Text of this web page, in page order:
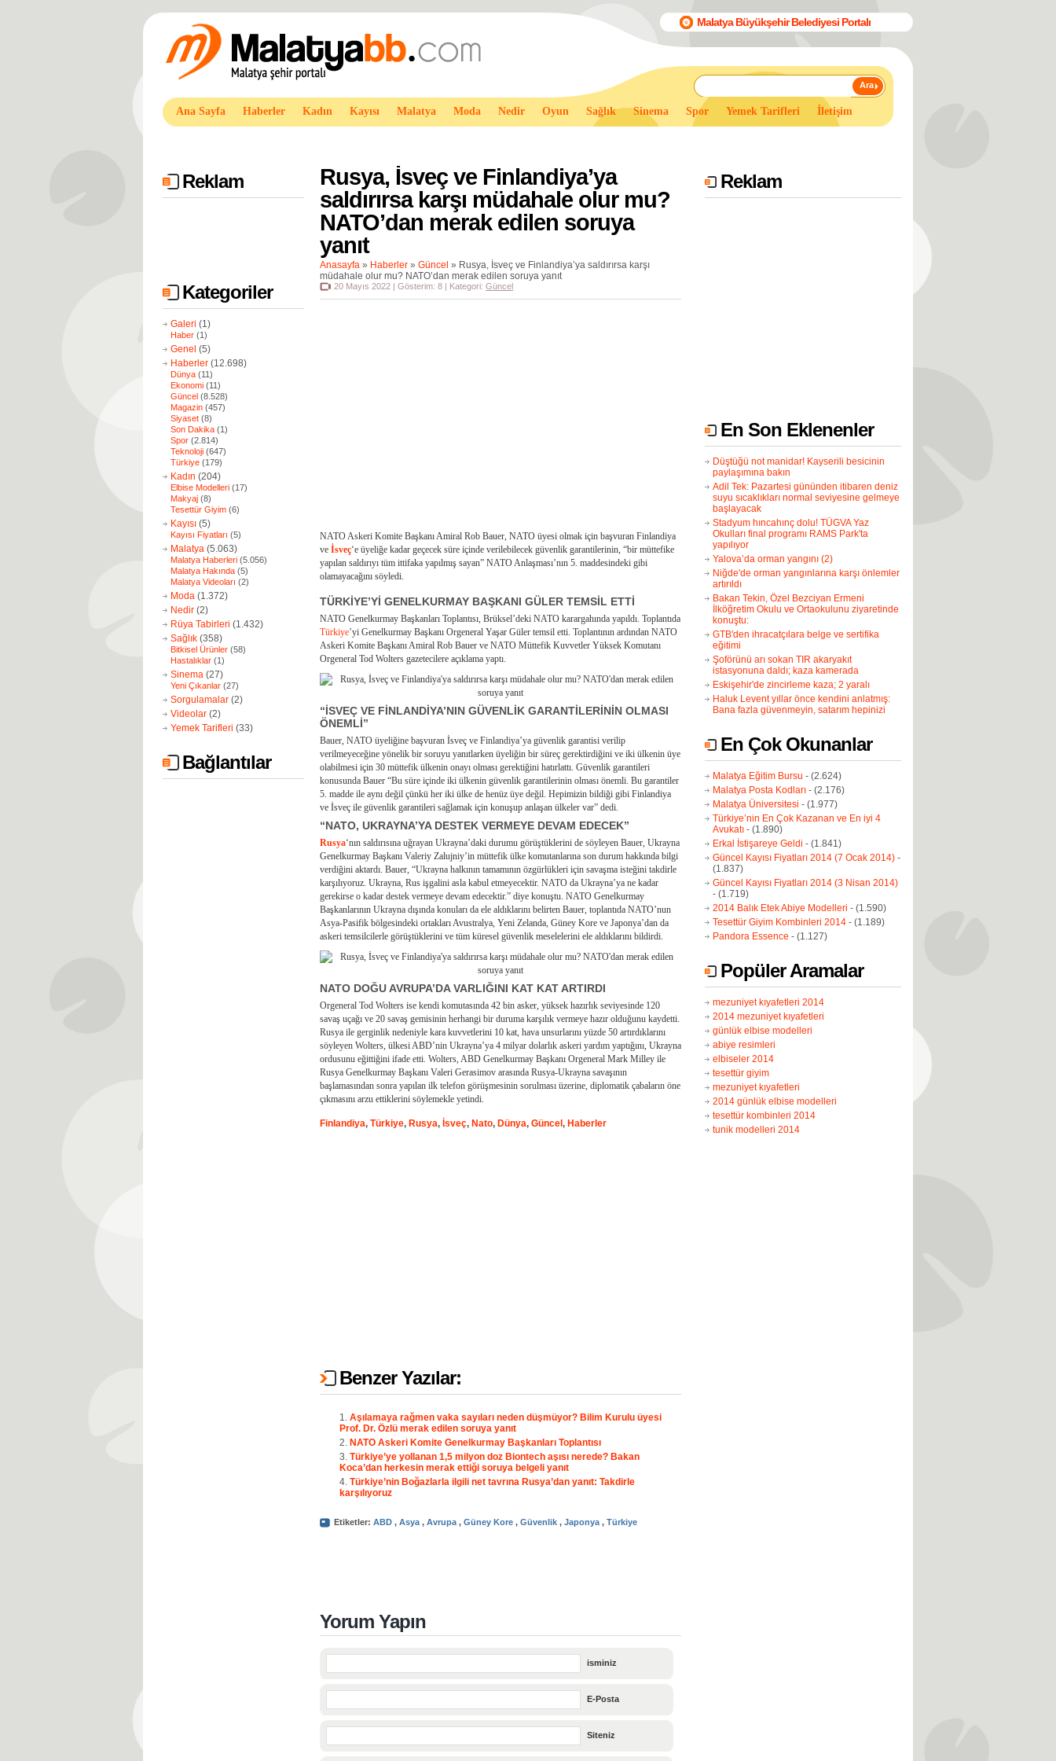
Ara
Malatya Büyükşehir Belediyesi Portalı
Ana Sayfa Haberler Kadın Kayısı Malatya Moda Nedir Oyun Sağlık Sinema Spor Yemek Tarifleri İletişim
Reklam
Kategoriler
Galeri (1)
Haber (1)
Genel (5)
Haberler (12.698)
Dünya (11)
Ekonomi (11)
Güncel (8.528)
Magazin (457)
Siyaset (8)
Son Dakika (1)
Spor (2.814)
Teknoloji (647)
Türkiye (179)
Kadın (204)
Elbise Modelleri (17)
Makyaj (8)
Tesettür Giyim (6)
Kayısı (5)
Kayısı Fiyatları (5)
Malatya (5.063)
Malatya Haberleri (5.056)
Malatya Hakında (5)
Malatya Videoları (2)
Moda (1.372)
Nedir (2)
Rüya Tabirleri (1.432)
Sağlık (358)
Bitkisel Ürünler (58)
Hastalıklar (1)
Sinema (27)
Yeni Çıkanlar (27)
Sorgulamalar (2)
Videolar (2)
Yemek Tarifleri (33)
Bağlantılar
Rusya, İsveç ve Finlandiya’ya
saldırırsa karşı müdahale olur mu?
NATO’dan merak edilen soruya
yanıt
Anasayfa » Haberler » Güncel » Rusya, İsveç ve Finlandiya’ya saldırırsa karşı
müdahale olur mu? NATO’dan merak edilen soruya yanıt
20 Mayıs 2022 | Gösterim: 8 | Kategori: Güncel
NATO Askeri Komite Başkanı Amiral Rob Bauer, NATO üyesi olmak için başvuran Finlandiya
ve İsveç‘e üyeliğe kadar geçecek süre içinde verilebilecek güvenlik garantilerinin, “bir müttefike
yapılan saldırıyı tüm ittifaka yapılmış sayan” NATO Anlaşması’nın 5. maddesindeki gibi
olamayacağını söyledi.
TÜRKİYE’Yİ GENELKURMAY BAŞKANI GÜLER TEMSİL ETTİ
NATO Genelkurmay Başkanları Toplantısı, Brüksel’deki NATO karargahında yapıldı. Toplantıda
Türkiye’yi Genelkurmay Başkanı Orgeneral Yaşar Güler temsil etti. Toplantının ardından NATO
Askeri Komite Başkanı Amiral Rob Bauer ve NATO Müttefik Kuvvetler Yüksek Komutanı
Orgeneral Tod Wolters gazetecilere açıklama yaptı.
“İSVEÇ VE FİNLANDİYA’NIN GÜVENLİK GARANTİLERİNİN OLMASI
ÖNEMLİ”
Bauer, NATO üyeliğine başvuran İsveç ve Finlandiya’ya güvenlik garantisi verilip
verilmeyeceğine yönelik bir soruyu yanıtlarken üyeliğin bir süreç gerektirdiğini ve iki ülkenin üye
olabilmesi için 30 müttefik ülkenin onayı olması gerektiğini hatırlattı. Güvenlik garantileri
konusunda Bauer “Bu süre içinde iki ülkenin güvenlik garantilerinin olması önemli. Bu garantiler
5. madde ile aynı değil çünkü her iki ülke de henüz üye değil. Hepimizin bildiği gibi Finlandiya
ve İsveç ile güvenlik garantileri sağlamak için konuşup anlaşan ülkeler var” dedi.
“NATO, UKRAYNA’YA DESTEK VERMEYE DEVAM EDECEK”
Rusya‘nın saldırısına uğrayan Ukrayna’daki durumu görüştüklerini de söyleyen Bauer, Ukrayna
Genelkurmay Başkanı Valeriy Zalujniy’in müttefik ülke komutanlarına son durum hakkında bilgi
verdiğini aktardı. Bauer, “Ukrayna halkının tamamının özgürlükleri için savaşma isteğini takdirle
karşılıyoruz. Ukrayna, Rus işgalini asla kabul etmeyecektir. NATO da Ukrayna’ya ne kadar
gerekirse o kadar destek vermeye devam edecektir.” diye konuştu. NATO Genelkurmay
Başkanlarının Ukrayna dışında konuları da ele aldıklarını belirten Bauer, toplantıda NATO’nun
Asya-Pasifik bölgesindeki ortakları Avustralya, Yeni Zelanda, Güney Kore ve Japonya’dan da
askeri temsilcilerle görüştüklerini ve tüm küresel güvenlik meselelerini ele aldıklarını bildirdi.
NATO DOĞU AVRUPA’DA VARLIĞINI KAT KAT ARTIRDI
Orgeneral Tod Wolters ise kendi komutasında 42 bin asker, yüksek hazırlık seviyesinde 120
savaş uçağı ve 20 savaş gemisinin herhangi bir duruma karşılık vermeye hazır olduğunu kaydetti.
Rusya ile gerginlik nedeniyle kara kuvvetlerini 10 kat, hava unsurlarını yüzde 50 artırdıklarını
söyleyen Wolters, ülkesi ABD’nin Ukrayna’ya 4 milyar dolarlık askeri yardım yaptığını, Ukrayna
ordusunu eğittiğini ifade etti. Wolters, ABD Genelkurmay Başkanı Orgeneral Mark Milley ile
Rusya Genelkurmay Başkanı Valeri Gerasimov arasında Rusya-Ukrayna savaşının
başlamasından sonra yapılan ilk telefon görüşmesinin sorulması üzerine, diplomatik çabaların öne
çıkmasını arzu ettiklerini söylemekle yetindi.
Finlandiya, Türkiye, Rusya, İsveç, Nato, Dünya, Güncel , Haberler
Benzer Yazılar:
Aşılamaya rağmen vaka sayıları neden düşmüyor? Bilim Kurulu üyesi
Prof. Dr. Özlü merak edilen soruya yanıt
NATO Askeri Komite Genelkurmay Başkanları Toplantısı
Türkiye’ye yollanan 1,5 milyon doz Biontech aşısı nerede? Bakan
Koca’dan herkesin merak ettiği soruya belgeli yanıt
Türkiye’nin Boğazlarla ilgili net tavrına Rusya’dan yanıt: Takdirle
karşılıyoruz
Etiketler: ABD , Asya , Avrupa , Güney Kore , Güvenlik , Japonya , Türkiye
Yorum Yapın
isminiz
E-Posta
Siteniz
Reklam
En Son Eklenenler
Düştüğü not manidar! Kayserili besicinin
paylaşımına bakın
Adil Tek: Pazartesi gününden itibaren deniz
suyu sıcaklıkları normal seviyesine gelmeye
başlayacak
Stadyum hıncahınç dolu! TÜGVA Yaz
Okulları final programı RAMS Park'ta
yapılıyor
Yalova’da orman yangını (2)
Niğde'de orman yangınlarına karşı önlemler
artırıldı
Bakan Tekin, Özel Bezciyan Ermeni
İlköğretim Okulu ve Ortaokulunu ziyaretinde
konuştu:
GTB'den ihracatçılara belge ve sertifika
eğitimi
Şoförünü arı sokan TIR akaryakıt
istasyonuna daldı; kaza kamerada
Eskişehir'de zincirleme kaza; 2 yaralı
Haluk Levent yıllar önce kendini anlatmış:
Bana fazla güvenmeyin, satarım hepinizi
En Çok Okunanlar
Malatya Eğitim Bursu - (2.624)
Malatya Posta Kodları - (2.176)
Malatya Üniversitesi - (1.977)
Türkiye’nin En Çok Kazanan ve En iyi 4
Avukatı - (1.890)
Erkal İstişareye Geldi - (1.841)
Güncel Kayısı Fiyatları 2014 (7 Ocak 2014) -
(1.837)
Güncel Kayısı Fiyatları 2014 (3 Nisan 2014)
- (1.719)
2014 Balık Etek Abiye Modelleri - (1.590)
Tesettür Giyim Kombinleri 2014 - (1.189)
Pandora Essence - (1.127)
Popüler Aramalar
mezuniyet kıyafetleri 2014
2014 mezuniyet kıyafetleri
günlük elbise modelleri
abiye resimleri
elbiseler 2014
tesettür giyim
mezuniyet kıyafetleri
2014 günlük elbise modelleri
tesettür kombinleri 2014
tunik modelleri 2014